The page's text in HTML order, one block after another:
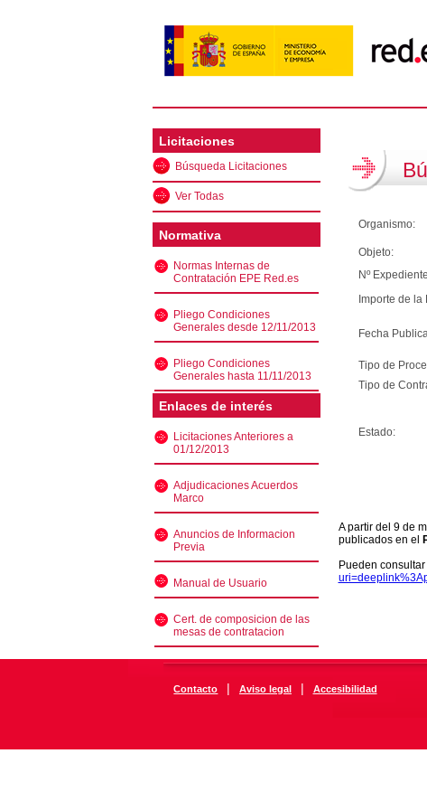
Licitaciones
Búsqueda Licitaciones
Ver Todas
Normativa
Normas Internas de
Contratación EPE Red.es
Pliego Condiciones
Generales desde 12/11/2013
Pliego Condiciones
Generales hasta 11/11/2013
Enlaces de interés
Licitaciones Anteriores a
01/12/2013
Adjudicaciones Acuerdos
Marco
Anuncios de Informacion
Previa
Manual de Usuario
Cert. de composicion de las
mesas de contratacion
Organismo:
Objeto:
Nº
Importe de la
Fecha
Tipo de
Tipo de
Estado:
A partir del 9 de
publicados en el
Pueden
Contacto | Aviso legal | Accesibilidad